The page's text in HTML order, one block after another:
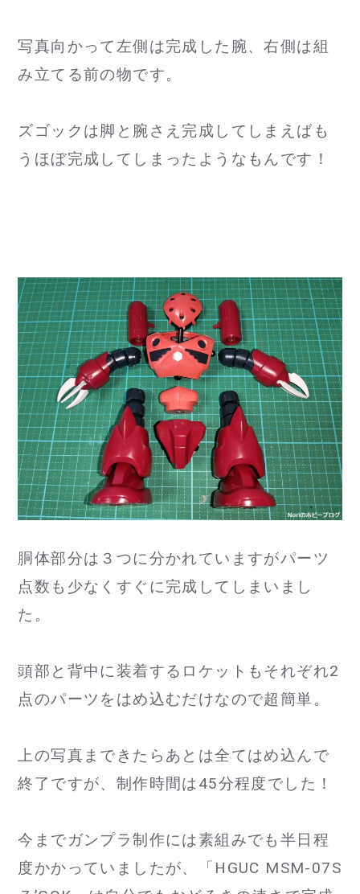
写真向かって左側は完成した腕、右側は組
み立てる前の物です。
ズゴックは脚と腕さえ完成してしまえばも
うほぼ完成してしまったようなもんです！
胴体部分は３つに分かれていますがパーツ
点数も少なくすぐに完成してしまいまし
た。
頭部と背中に装着するロケットもそれぞれ2
点のパーツをはめ込むだけなので超簡単。
上の写真まできたらあとは全てはめ込んで
終了ですが、制作時間は45分程度でした！
今までガンプラ制作には素組みでも半日程
度かかっていましたが、「HGUC MSM-07S